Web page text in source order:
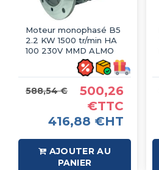
Moteur monophasé B5
2.2 KW 1500 tr/min HA
100 230V MMD ALMO
588,54 €
500,26
€TTC
416,88 €HT
AJOUTER AU
PANIER